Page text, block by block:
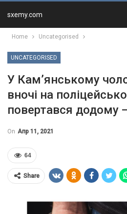
sxemy.com
Home Uncategorised
UNCATEGORISED
У Кам’янському
вночі на
повертався додому
On Апр 11, 2021
64
Share